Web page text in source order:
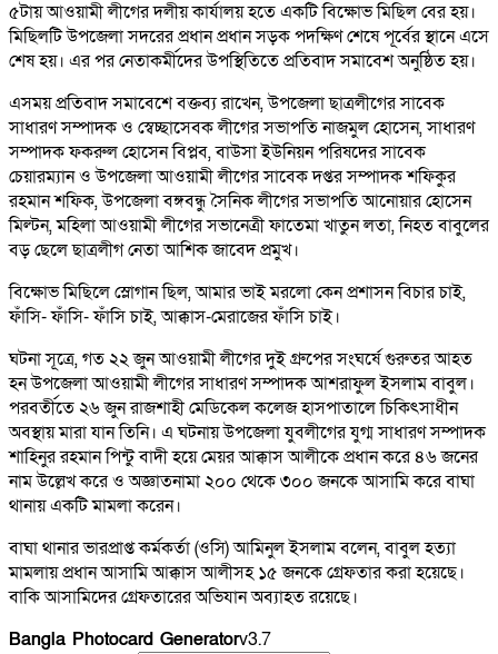
৫টায় আওয়ামী লীগের দলীয় কার্যালয় হতে একটি বিক্ষোভ মিছিল বের হয়।
মিছিলটি উপজেলা সদরের প্রধান প্রধান সড়ক পদক্ষিণ শেষে পূর্বের স্থানে এসে
শেষ হয়। এর পর নেতাকর্মীদের উপস্থিতিতে প্রতিবাদ সমাবেশ অনুষ্ঠিত হয়।
এসময় প্রতিবাদ সমাবেশে বক্তব্য রাখেন, উপজেলা ছাত্রলীগের সাবেক
সাধারণ সম্পাদক ও স্বেচ্ছাসেবক লীগের সভাপতি নাজমুল হোসেন, সাধারণ
সম্পাদক ফকরুল হোসেন বিপ্লব, বাউসা ইউনিয়ন পরিষদের সাবেক
চেয়ারম্যান ও উপজেলা আওয়ামী লীগের সাবেক দপ্তর সম্পাদক শফিকুর
রহমান শফিক, উপজেলা বঙ্গবন্ধু সৈনিক লীগের সভাপতি আনোয়ার হোসেন
মিল্টন, মহিলা আওয়ামী লীগের সভানেত্রী ফাতেমা খাতুন লতা, নিহত বাবুলের
বড় ছেলে ছাত্রলীগ নেতা আশিক জাবেদ প্রমুখ।
বিক্ষোভ মিছিলে স্লোগান ছিল, আমার ভাই মরলো কেন প্রশাসন বিচার চাই,
ফাঁসি- ফাঁসি- ফাঁসি চাই, আক্কাস-মেরাজের ফাঁসি চাই।
ঘটনা সূত্রে, গত ২২ জুন আওয়ামী লীগের দুই গ্রুপের সংঘর্ষে গুরুতর আহত
হন উপজেলা আওয়ামী লীগের সাধারণ সম্পাদক আশরাফুল ইসলাম বাবুল।
পরবর্তীতে ২৬ জুন রাজশাহী মেডিকেল কলেজ হাসপাতালে চিকিৎসাধীন
অবস্থায় মারা যান তিনি। এ ঘটনায় উপজেলা যুবলীগের যুগ্ম সাধারণ সম্পাদক
শাহিনুর রহমান পিন্টু বাদী হয়ে মেয়র আক্কাস আলীকে প্রধান করে ৪৬ জনের
নাম উল্লেখ করে ও অজ্ঞাতনামা ২০০ থেকে ৩০০ জনকে আসামি করে বাঘা
থানায় একটি মামলা করেন।
বাঘা থানার ভারপ্রাপ্ত কর্মকর্তা (ওসি) আমিনুল ইসলাম বলেন, বাবুল হত্যা
মামলায় প্রধান আসামি আক্কাস আলীসহ ১৫ জনকে গ্রেফতার করা হয়েছে।
বাকি আসামিদের গ্রেফতারের অভিযান অব্যাহত রয়েছে।
Bangla Photocard Generatorv3.7